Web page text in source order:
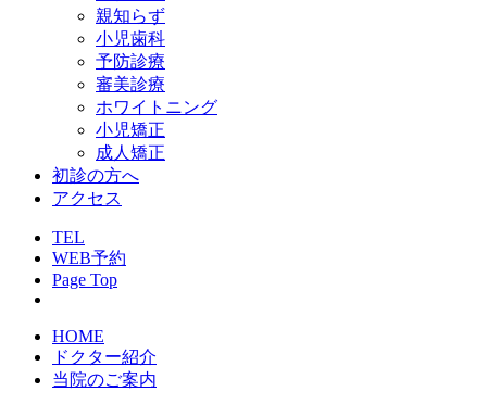
親知らず
小児歯科
予防診療
審美診療
ホワイトニング
小児矯正
成人矯正
初診の方へ
アクセス
TEL
WEB予約
Page Top
HOME
ドクター紹介
当院のご案内